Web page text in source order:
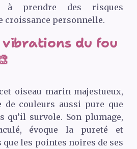
à prendre des risques
croissance personnelle.
vibrations du fou
oiseau marin majestueux,
de couleurs aussi pure que
qu’il survole. Son plumage,
évoque la pureté et
que les pointes noires de ses